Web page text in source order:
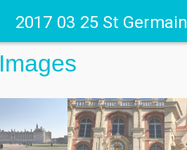
2017 03 25 St Germain
Images